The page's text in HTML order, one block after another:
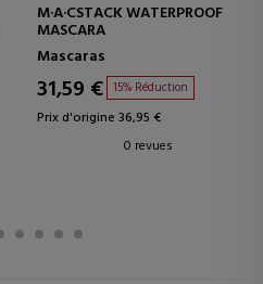
M·A·CSTACK WATERPROOF
MASCARA
Mascaras
31,59 € 15% Réduction
Prix d'origine 36,95 €
0 revues